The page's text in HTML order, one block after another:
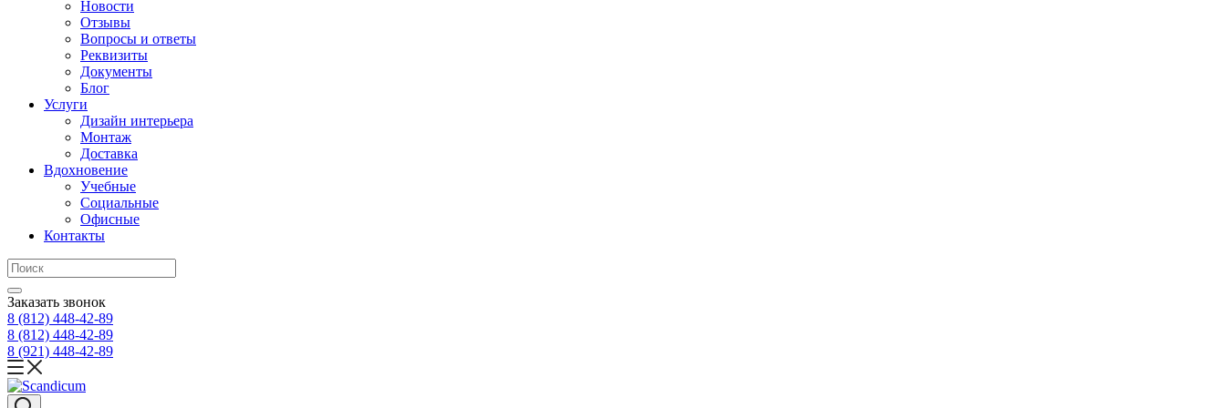
Новости
Отзывы
Вопросы и ответы
Реквизиты
Документы
Блог
Услуги
Дизайн интерьера
Монтаж
Доставка
Вдохновение
Учебные
Социальные
Офисные
Контакты
Заказать звонок
8 (812) 448-42-89
8 (812) 448-42-89
8 (921) 448-42-89